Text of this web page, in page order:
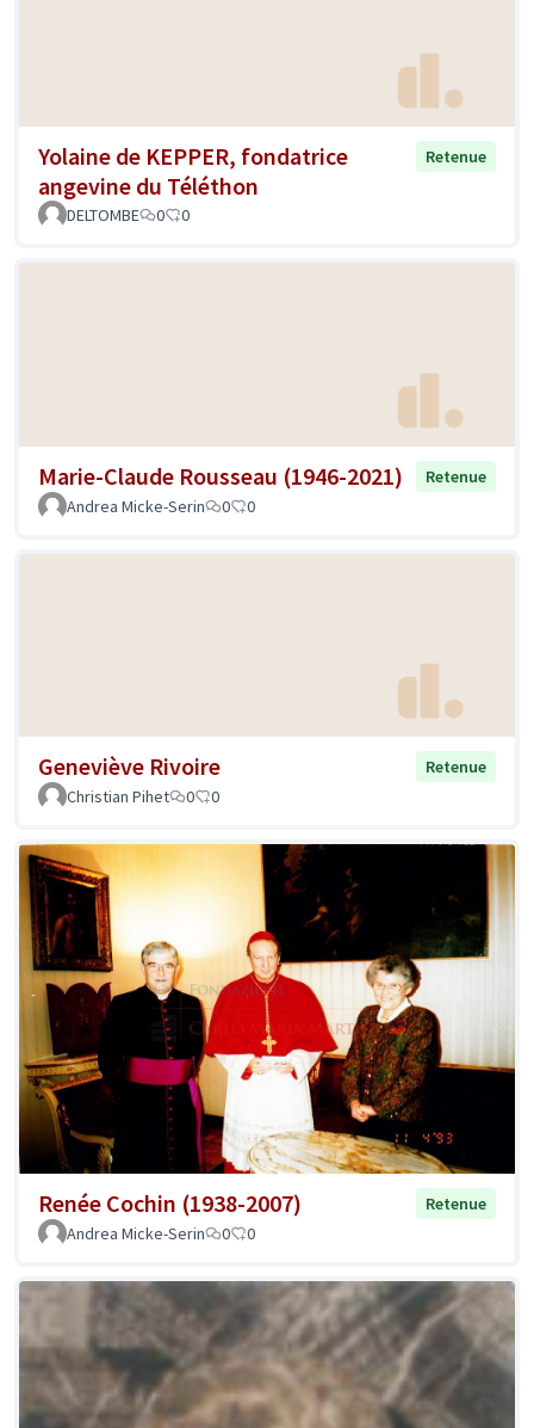
Yolaine de KEPPER, fondatrice
angevine du Téléthon
Retenue
DELTOMBE 0 0
Marie-Claude Rousseau (1946-2021)
Retenue
Andrea Micke-Serin
0 0
Geneviève Rivoire
Retenue
Christian Pihet
0 0
Renée Cochin (1938-2007)
Retenue
Andrea Micke-Serin
0 0